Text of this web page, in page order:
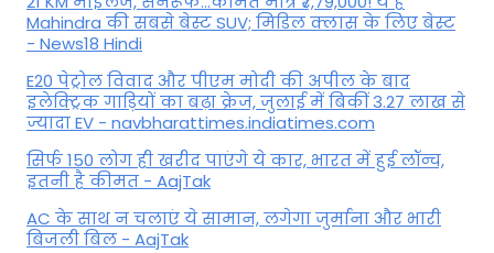
Mahindra की सबसे बेस्ट SUV; मिडिल क्लास के लिए बेस्ट
- News18 Hindi
E20 पेट्रोल विवाद और पीएम मोदी की अपील के बाद
इलेक्ट्रिक गाड़ियों का बढ़ा क्रेज, जुलाई में बिकीं 3.27 लाख से
ज्यादा EV - navbharattimes.indiatimes.com
सिर्फ 150 लोग ही खरीद पाएंगे ये कार, भारत में हुई लॉन्च,
इतनी है कीमत - AajTak
AC के साथ न चलाएं ये सामान, लगेगा जुर्माना और भारी
बिजली बिल - AajTak